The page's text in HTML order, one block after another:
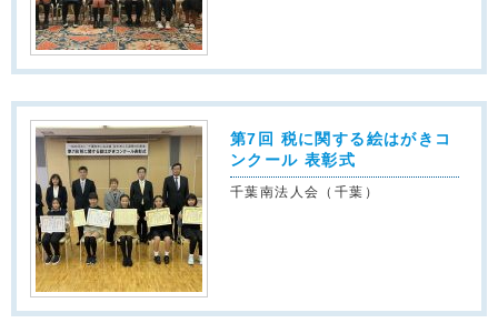
第7回 税に関する絵はがきコ
ンクール 表彰式
千葉南法人会（千葉）